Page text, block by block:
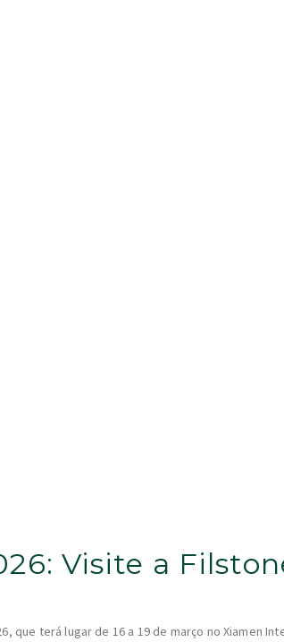
Visite a
que terá lugar de 16 a 19 de março no Xiamen